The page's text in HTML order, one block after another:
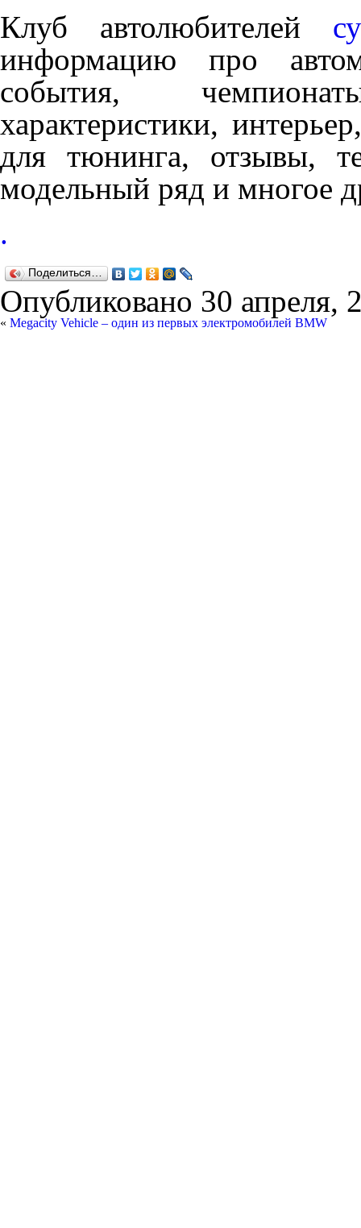
Клуб автолюбителей
информацию про
события,
характеристики,
для тюнинга, отзывы,
модельный ряд и многое
.
Поделиться…
Опубликовано 30 апреля,
« Megacity Vehicle – один из первых электромобилей BMW